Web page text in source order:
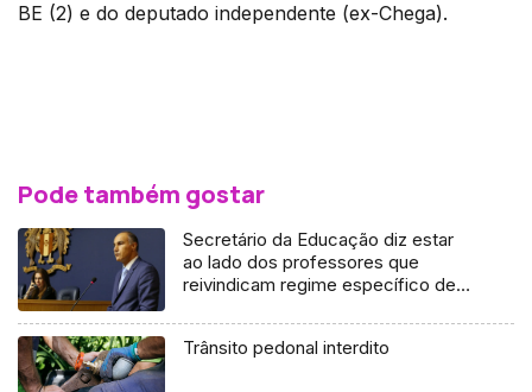
BE (2) e do deputado independente (ex-Chega).
Pode também gostar
Secretário da Educação diz estar
ao lado dos professores que
reivindicam regime específico de
Trânsito pedonal interdito